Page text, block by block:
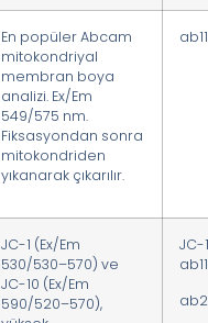
En popüler Abcam
mitokondriyal
membran boya
analizi. Ex/Em
549/575 nm.
Fiksasyondan sonra
mitokondriden
yıkanarak çıkarılır.
JC-1 (Ex/Em
530/530–570) ve
JC-10 (Ex/Em
590/520–570),
JC-